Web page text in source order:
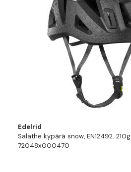
Edelrid
Salathe kypärä snow, EN12492. 210g
72048x000470